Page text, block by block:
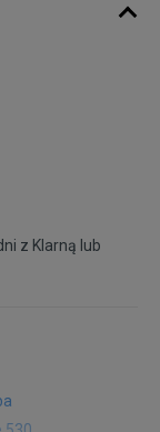
o dostępności
z Klarną lub